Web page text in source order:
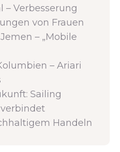
– Verbesserung
von Frauen
– „Mobile
– Ariari
Sailing
Handeln